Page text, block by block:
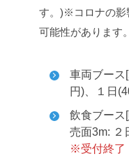
す。)※コロナの影
可能性があります。
車両ブース
円)、１日
飲食ブー
売面3m: ２
※受付終了